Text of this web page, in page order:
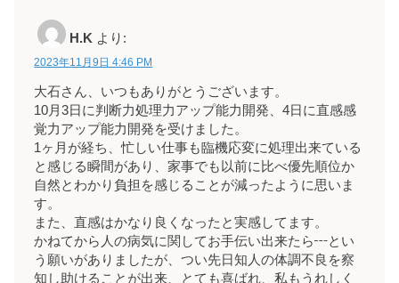
H.K より:
2023年11月9日 4:46 PM
大石さん、いつもありがとうございます。
10月3日に判断力処理力アップ能力開発、4日に直感感
覚力アップ能力開発を受けました。
1ヶ月が経ち、忙しい仕事も臨機応変に処理出来ている
と感じる瞬間があり、家事でも以前に比べ優先順位か
自然とわかり負担を感じることが減ったように思いま
す。
また、直感はかなり良くなったと実感してます。
かねてから人の病気に関してお手伝い出来たら┅とい
う願いがありましたが、つい先日知人の体調不良を察
知し助けることが出来、とても喜ばれ、私もうれしく